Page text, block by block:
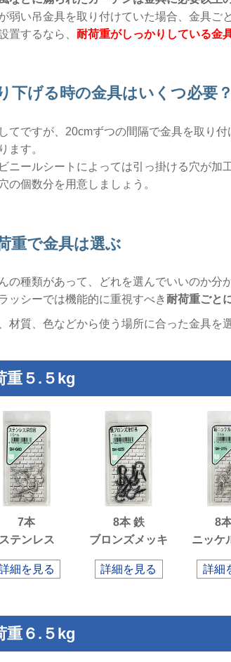
弱い吊金具を取り付けていた場合、金具ご
置するなら、 耐荷重がしっかりしている金
下げる時の金具はいくつ必要？
てですが、20cmずつの間隔で金具を取り
ます。
ニールシートによっては引っ掛ける穴が加
の個数分を用意しましょう。
重で金具は選ぶ
の種類があって、どれを選んでいいのか分
ッシーでは機能的に重視すべき 耐荷重ごと
材質、色などから使う場所に合った金具を
重５.５kg
7本
テンレス
細を見る
8本 鉄
ブロンズメッキ
詳細を見る
8
ニッケ
詳細
重６.５kg